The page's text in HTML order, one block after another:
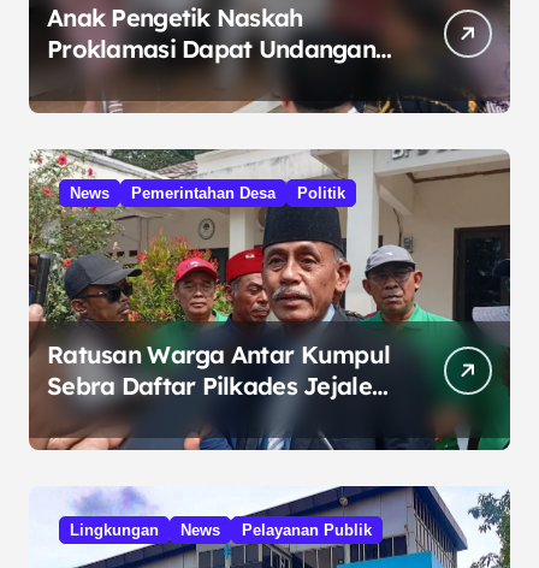
Anak Pengetik Naskah
Proklamasi Dapat Undangan
HUT RI dari Presiden
Prabowo
News Pemerintahan Desa Politik
Ratusan Warga Antar Kumpul
Sebra Daftar Pilkades Jejalen
Jaya, Serukan Pemilu Damai
Lingkungan News Pelayanan Publik